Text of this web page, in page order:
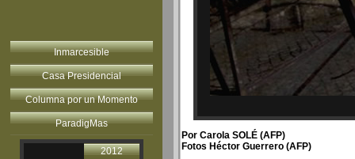
Inmarcesible
Casa Presidencial
Columna por un Momento
ParadigMas
2012
Por Carola SOLÉ (AFP)
Fotos Héctor Guerrero (AFP)